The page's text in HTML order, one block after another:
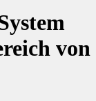
von